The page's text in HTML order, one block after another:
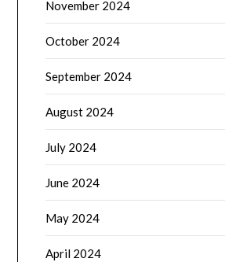
November 2024
October 2024
September 2024
August 2024
July 2024
June 2024
May 2024
April 2024